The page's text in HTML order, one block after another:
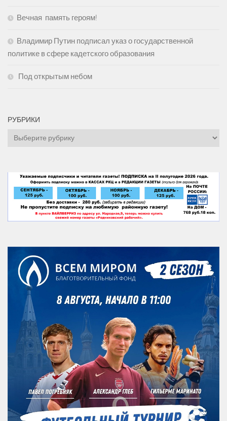
Вечная память героям!
Владимир Путин подписал указ о государственной
политике в сфере кадетского образования
Под открытым небом
РУБРИКИ
Рубрики